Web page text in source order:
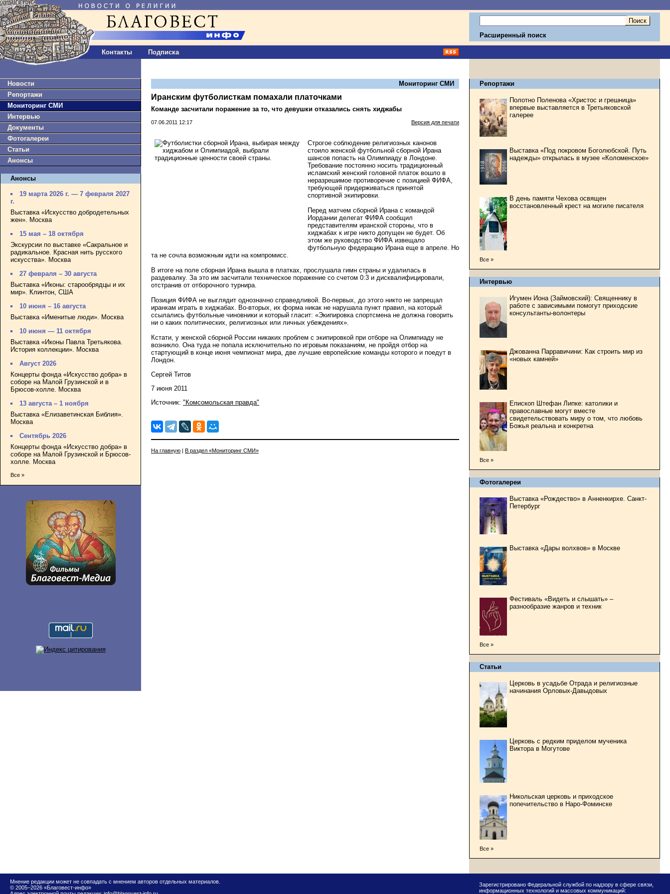
Контакты Подписка
Расширенный поиск
Новости
Репортажи
Мониторинг СМИ
Интервью
Документы
Фотогалереи
Статьи
Анонсы
Анонсы
19 марта 2026 г. — 7 февраля 2027
г.
Выставка «Искусство добродетельных
жен». Москва
15 мая – 18 октября
Экскурсии по выставке «Сакральное и
радикальное. Красная нить русского
искусства». Москва
27 февраля – 30 августа
Выставка «Иконы: старообрядцы и их
мир». Клинтон, США
10 июня – 16 августа
Выставка «Именитые люди». Москва
10 июня — 11 октября
Выставка «Иконы Павла Третьякова.
История коллекции». Москва
Август 2026
Концерты фонда «Искусство добра» в
соборе на Малой Грузинской и в
Брюсов-холле. Москва
13 августа – 1 ноября
Выставка «Елизаветинская Библия».
Москва
Сентябрь 2026
Концерты фонда «Искусство добра» в
соборе на Малой Грузинской и Брюсов-
холле. Москва
Все »
Мониторинг СМИ
Иранским футболисткам помахали платочками
Команде засчитали поражение за то, что девушки отказались снять хиджабы
07.06.2011 12:17 Версия для печати
Строгое соблюдение религиозных канонов
стоило женской футбольной сборной Ирана
шансов попасть на Олимпиаду в Лондоне.
Требование постоянно носить традиционный
исламский женский головной платок вошло в
неразрешимое противоречие с позицией ФИФА,
требующей придерживаться принятой
спортивной экипировки.
Перед матчем сборной Ирана с командой
Иордании делегат ФИФА сообщил
представителям иранской стороны, что в
хиджабах к игре никто допущен не будет. Об
этом же руководство ФИФА извещало
футбольную федерацию Ирана еще в апреле. Но
та не сочла возможным идти на компромисс.
В итоге на поле сборная Ирана вышла в платках, прослушала гимн страны и удалилась в
раздевалку. За это им засчитали техническое поражение со счетом 0:3 и дисквалифицировали,
отстранив от отборочного турнира.
Позиция ФИФА не выглядит однозначно справедливой. Во-первых, до этого никто не запрещал
иранкам играть в хиджабах. Во-вторых, их форма никак не нарушала пункт правил, на который
ссылались футбольные чиновники и который гласит: «Экипировка спортсмена не должна говорить
ни о каких политических, религиозных или личных убеждениях».
Кстати, у женской сборной России никаких проблем с экипировкой при отборе на Олимпиаду не
возникло. Она туда не попала исключительно по игровым показаниям, не пройдя отбор на
стартующий в конце июня чемпионат мира, две лучшие европейские команды которого и поедут в
Лондон.
Сергей Титов
7 июня 2011
Источник: "Комсомольская правда"
На главную | В раздел «Мониторинг СМИ»
Репортажи
Полотно Поленова «Христос и грешница»
впервые выставляется в Третьяковской
галерее
Выставка «Под покровом Боголюбской. Путь
надежды» открылась в музее «Коломенское»
В день памяти Чехова освящен
восстановленный крест на могиле писателя
Все »
Интервью
Игумен Иона (Займовский): Священнику в
работе с зависимыми помогут приходские
консультанты-волонтеры
Джованна Парравичини: Как строить мир из
«новых камней»
Епископ Штефан Липке: католики и
православные могут вместе
свидетельствовать миру о том, что любовь
Божья реальна и конкретна
Все »
Фотогалереи
Выставка «Рождество» в Анненкирхе. Санкт-
Петербург
Выставка «Дары волхвов» в Москве
Фестиваль «Видеть и слышать» –
разнообразие жанров и техник
Все »
Статьи
Церковь в усадьбе Отрада и религиозные
начинания Орловых-Давыдовых
Церковь с редким приделом мученика
Виктора в Могутове
Никольская церковь и приходское
попечительство в Наро-Фоминске
Все »
Мнение редакции может не совпадать с мнением авторов отдельных материалов.
© 2005–2026 «Благовест-инфо»
Зарегистрировано Федеральной службой по надзору в сфере связи,
информационных технологий и массовых коммуникаций: